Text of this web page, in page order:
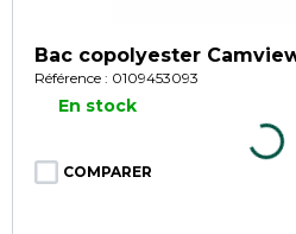
Bac copolyester
Référence : 0109453093
En stock
COMPARER